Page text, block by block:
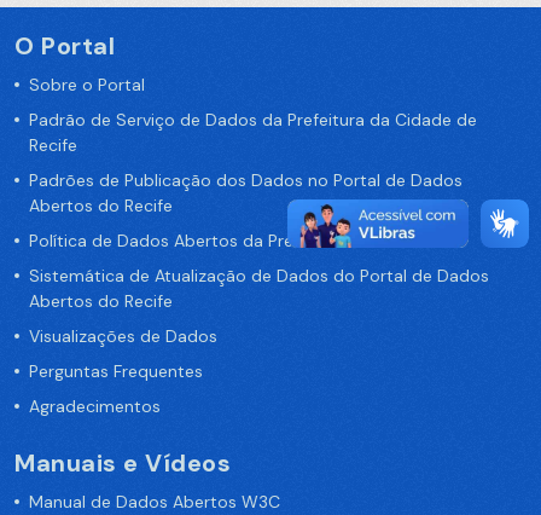
O Portal
Sobre o Portal
Padrão de Serviço de Dados da Prefeitura da Cidade de
Recife
Padrões de Publicação dos Dados no Portal de Dados
Abertos do Recife
Política de Dados Abertos da Prefeitura do Recife
Sistemática de Atualização de Dados do Portal de Dados
Abertos do Recife
Visualizações de Dados
Perguntas Frequentes
Agradecimentos
Manuais e Vídeos
Manual de Dados Abertos W3C